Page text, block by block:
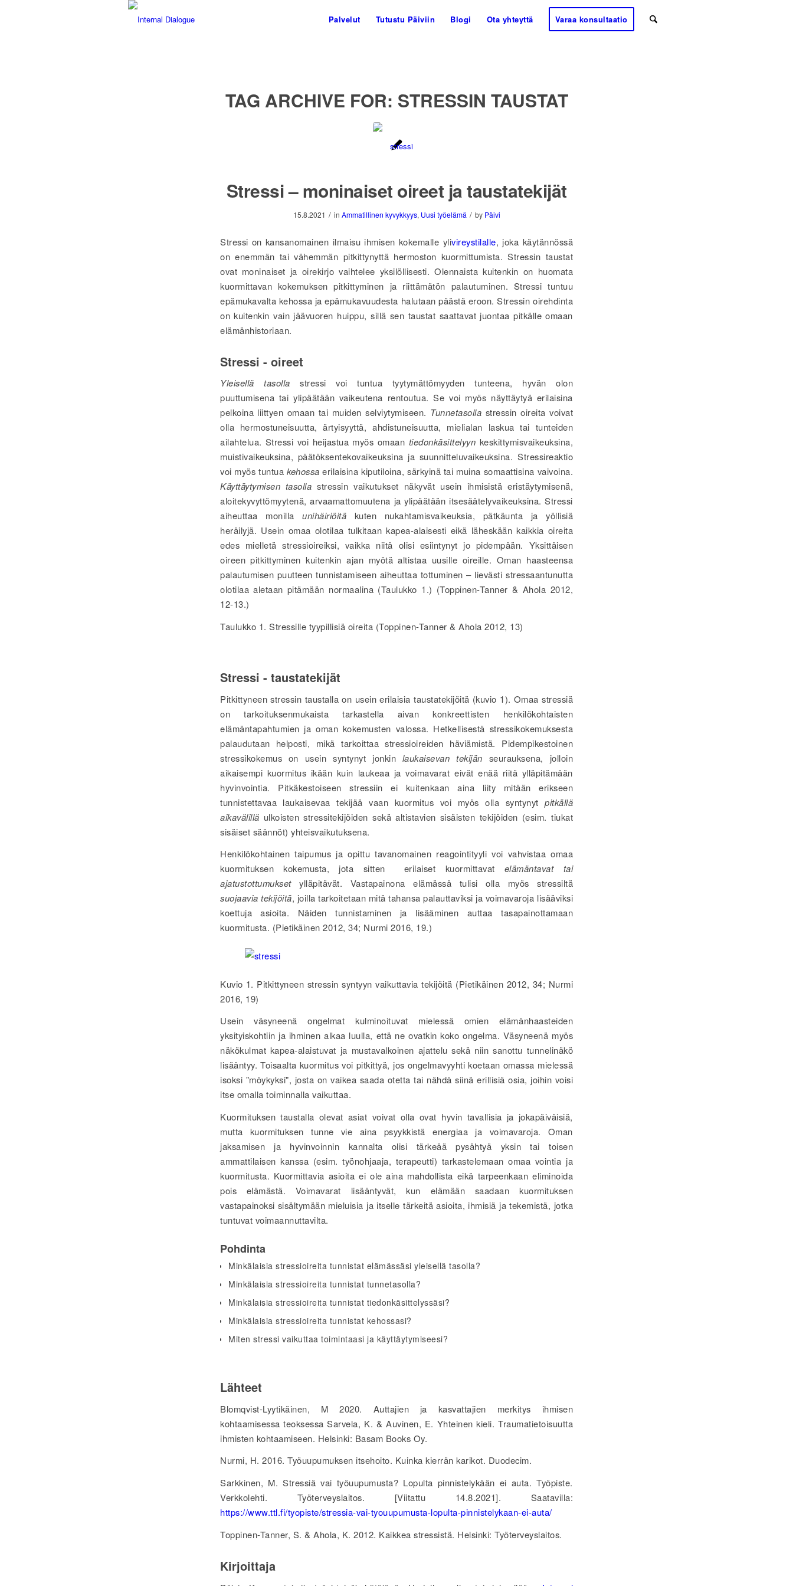
Palvelut Tutustu Päiviin Blogi Ota yhteyttä Varaa konsultaatio
TAG ARCHIVE FOR: STRESSIN TAUSTAT
Stressi – moninaiset oireet ja taustatekijät
15.8.2021 / in Ammatillinen kyvykkyys, Uusi työelämä / by Päivi
Stressi on kansanomainen ilmaisu ihmisen kokemalle ylivireystilalle, joka käytännössä
on enemmän tai vähemmän pitkittynyttä hermoston kuormittumista. Stressin taustat
ovat moninaiset ja oirekirjo vaihtelee yksilöllisesti. Olennaista kuitenkin on huomata
kuormittavan kokemuksen pitkittyminen ja riittämätön palautuminen. Stressi tuntuu
epämukavalta kehossa ja epämukavuudesta halutaan päästä eroon. Stressin oirehdinta
on kuitenkin vain jäävuoren huippu, sillä sen taustat saattavat juontaa pitkälle omaan
elämänhistoriaan.
Stressi - oireet
Yleisellä tasolla stressi voi tuntua tyytymättömyyden tunteena, hyvän olon
puuttumisena tai ylipäätään vaikeutena rentoutua. Se voi myös näyttäytyä erilaisina
pelkoina liittyen omaan tai muiden selviytymiseen. Tunnetasolla stressin oireita voivat
olla hermostuneisuutta, ärtyisyyttä, ahdistuneisuutta, mielialan laskua tai tunteiden
ailahtelua. Stressi voi heijastua myös omaan tiedonkäsittelyyn keskittymisvaikeuksina,
muistivaikeuksina, päätöksentekovaikeuksina ja suunnitteluvaikeuksina. Stressireaktio
voi myös tuntuakehossa erilaisina kiputiloina, särkyinä tai muina somaattisina vaivoina.
Käyttäytymisen tasolla stressin vaikutukset näkyvät usein ihmisistä eristäytymisenä,
aloitekyvyttömyytenä, arvaamattomuutena ja ylipäätään itsesäätelyvaikeuksina. Stressi
aiheuttaa monilla unihäiriöitä kuten nukahtamisvaikeuksia, pätkäunta ja yöllisiä
heräilyjä. Usein omaa olotilaa tulkitaan kapea-alaisesti eikä läheskään kaikkia oireita
edes mielletä stressioireiksi, vaikka niitä olisi esiintynyt jo pidempään. Yksittäisen
oireen pitkittyminen kuitenkin ajan myötä altistaa uusille oireille. Oman haasteensa
palautumisen puutteen tunnistamiseen aiheuttaa tottuminen – lievästi stressaantunutta
olotilaa aletaan pitämään normaalina (Taulukko 1.) (Toppinen-Tanner & Ahola 2012,
12-13.)
Taulukko 1. Stressille tyypillisiä oireita (Toppinen-Tanner & Ahola 2012, 13)
Stressi - taustatekijät
Pitkittyneen stressin taustalla on usein erilaisia taustatekijöitä (kuvio 1). Omaa stressiä
on tarkoituksenmukaista tarkastella aivan konkreettisten henkilökohtaisten
elämäntapahtumien ja oman kokemusten valossa. Hetkellisestä stressikokemuksesta
palaudutaan helposti, mikä tarkoittaa stressioireiden häviämistä. Pidempikestoinen
stressikokemus on usein syntynyt jonkin laukaisevan tekijän seurauksena, jolloin
aikaisempi kuormitus ikään kuin laukeaa ja voimavarat eivät enää riitä ylläpitämään
hyvinvointia. Pitkäkestoiseen stressiin ei kuitenkaan aina liity mitään erikseen
tunnistettavaa laukaisevaa tekijää vaan kuormitus voi myös olla syntynyt pitkällä
aikavälillä ulkoisten stressitekijöiden sekä altistavien sisäisten tekijöiden (esim. tiukat
sisäiset säännöt) yhteisvaikutuksena.
Henkilökohtainen taipumus ja opittu tavanomainen reagointityyli voi vahvistaa omaa
kuormituksen kokemusta, jota sitten erilaiset kuormittavat elämäntavat tai
ajatustottumuksetylläpitävät. Vastapainona elämässä tulisi olla myös stressiltä
suojaavia tekijöitä, joilla tarkoitetaan mitä tahansa palauttaviksi ja voimavaroja lisääviksi
koettuja asioita. Näiden tunnistaminen ja lisääminen auttaa tasapainottamaan
kuormitusta. (Pietikäinen 2012, 34; Nurmi 2016, 19.)
Kuvio 1. Pitkittyneen stressin syntyyn vaikuttavia tekijöitä (Pietikäinen 2012, 34; Nurmi
2016, 19)
Usein väsyneenä ongelmat kulminoituvat mielessä omien elämänhaasteiden
yksityiskohtiin ja ihminen alkaa luulla, että ne ovatkin koko ongelma. Väsyneenä myös
näkökulmat kapea-alaistuvat ja mustavalkoinen ajattelu sekä niin sanottu tunnelinäkö
lisääntyy. Toisaalta kuormitus voi pitkittyä, jos ongelmavyyhti koetaan omassa mielessä
isoksi "möykyksi", josta on vaikea saada otetta tai nähdä siinä erillisiä osia, joihin voisi
itse omalla toiminnalla vaikuttaa.
Kuormituksen taustalla olevat asiat voivat olla ovat hyvin tavallisia ja jokapäiväisiä,
mutta kuormituksen tunne vie aina psyykkistä energiaa ja voimavaroja. Oman
jaksamisen ja hyvinvoinnin kannalta olisi tärkeää pysähtyä yksin tai toisen
ammattilaisen kanssa (esim. työnohjaaja, terapeutti) tarkastelemaan omaa vointia ja
kuormitusta. Kuormittavia asioita ei ole aina mahdollista eikä tarpeenkaan eliminoida
pois elämästä. Voimavarat lisääntyvät, kun elämään saadaan kuormituksen
vastapainoksi sisältymään mieluisia ja itselle tärkeitä asioita, ihmisiä ja tekemistä, jotka
tuntuvat voimaannuttavilta.
Pohdinta
Minkälaisia stressioireita tunnistat elämässäsi yleisellä tasolla?
Minkälaisia stressioireita tunnistat tunnetasolla?
Minkälaisia stressioireita tunnistat tiedonkäsittelyssäsi?
Minkälaisia stressioireita tunnistat kehossasi?
Miten stressi vaikuttaa toimintaasi ja käyttäytymiseesi?
Lähteet
Blomqvist-Lyytikäinen, M 2020. Auttajien ja kasvattajien merkitys ihmisen
kohtaamisessa teoksessa Sarvela, K. & Auvinen, E. Yhteinen kieli. Traumatietoisuutta
ihmisten kohtaamiseen. Helsinki: Basam Books Oy.
Nurmi, H. 2016. Työuupumuksen itsehoito. Kuinka kierrän karikot. Duodecim.
Sarkkinen, M. Stressiä vai työuupumusta? Lopulta pinnistelykään ei auta. Työpiste.
Verkkolehti. Työterveyslaitos. [Viitattu 14.8.2021]. Saatavilla:
https://www.ttl.fi/tyopiste/stressia-vai-tyouupumusta-lopulta-pinnistelykaan-ei-auta/
Toppinen-Tanner, S. & Ahola, K. 2012. Kaikkea stressistä. Helsinki: Työterveyslaitos.
Kirjoittaja